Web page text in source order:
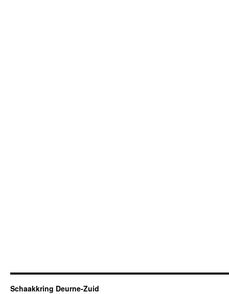
Schaakkring Deurne-Zuid